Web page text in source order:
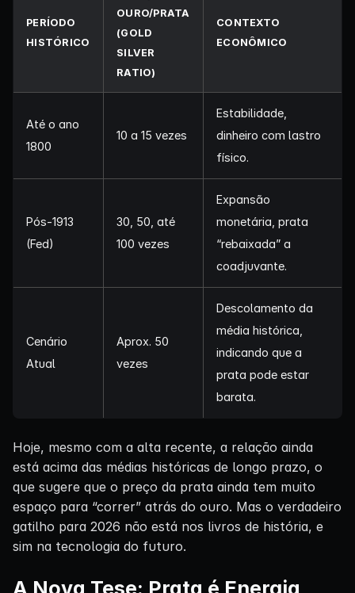
PERÍODO
HISTÓRICO
OURO/PRATA
(GOLD
SILVER
RATIO)
CONTEXTO
ECONÔMICO
Até o ano
1800
10 a 15 vezes
Estabilidade,
dinheiro com lastro
físico.
Pós-1913
(Fed)
30, 50, até
100 vezes
Expansão
monetária, prata
“rebaixada” a
coadjuvante.
Cenário
Atual
Aprox. 50
vezes
Descolamento da
média histórica,
indicando que a
prata pode estar
barata.
Hoje, mesmo com a alta recente, a relação ainda
está acima das médias históricas de longo prazo, o
que sugere que o preço da prata ainda tem muito
espaço para “correr” atrás do ouro. Mas o verdadeiro
gatilho para 2026 não está nos livros de história, e
sim na tecnologia do futuro.
A Nova Tese: Prata é Energia